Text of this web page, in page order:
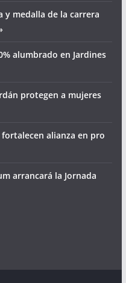
y medalla de la carrera
alumbrado en Jardines
protegen a mujeres
fortalecen alianza en pro
arrancará la Jornada